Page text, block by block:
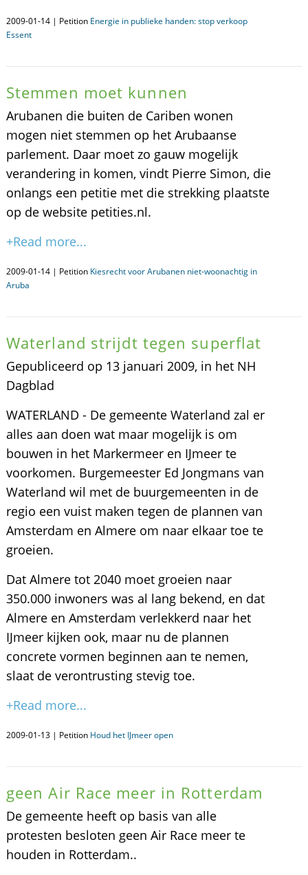
2009-01-14 | Petition Energie in publieke handen: stop verkoop
Essent
Stemmen moet kunnen
Arubanen die buiten de Cariben wonen
mogen niet stemmen op het Arubaanse
parlement. Daar moet zo gauw mogelijk
verandering in komen, vindt Pierre Simon, die
onlangs een petitie met die strekking plaatste
op de website petities.nl.
+Read more...
2009-01-14 | Petition Kiesrecht voor Arubanen niet-woonachtig in
Aruba
Waterland strijdt tegen superflat
Gepubliceerd op 13 januari 2009, in het NH
Dagblad
WATERLAND - De gemeente Waterland zal er
alles aan doen wat maar mogelijk is om
bouwen in het Markermeer en IJmeer te
voorkomen. Burgemeester Ed Jongmans van
Waterland wil met de buurgemeenten in de
regio een vuist maken tegen de plannen van
Amsterdam en Almere om naar elkaar toe te
groeien.
Dat Almere tot 2040 moet groeien naar
350.000 inwoners was al lang bekend, en dat
Almere en Amsterdam verlekkerd naar het
IJmeer kijken ook, maar nu de plannen
concrete vormen beginnen aan te nemen,
slaat de verontrusting stevig toe.
+Read more...
2009-01-13 | Petition Houd het IJmeer open
geen Air Race meer in Rotterdam
De gemeente heeft op basis van alle
protesten besloten geen Air Race meer te
houden in Rotterdam..